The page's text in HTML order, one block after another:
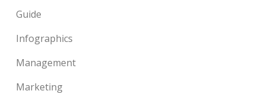
Guide
Infographics
Management
Marketing